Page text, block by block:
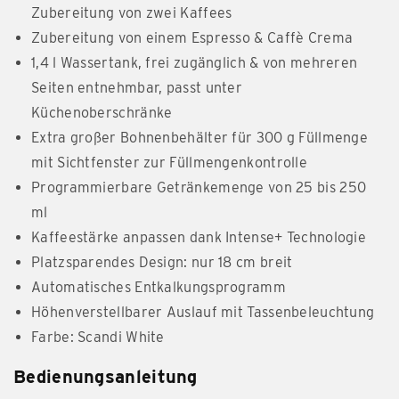
Zubereitung von zwei Kaffees​
Zubereitung von einem Espresso & Caffè Crema
1,4 l Wassertank, frei zugänglich & von mehreren
Seiten entnehmbar, passt unter
Küchenoberschränke
Extra großer Bohnenbehälter für 300 g Füllmenge
mit Sichtfenster zur Füllmengenkontrolle
Programmierbare Getränkemenge von 25 bis 250
ml
Kaffeestärke anpassen dank Intense+ Technologie
Platzsparendes Design: nur 18 cm breit
Automatisches Entkalkungsprogramm
Höhenverstellbarer Auslauf mit Tassenbeleuchtung
Farbe: Scandi White
Bedienungsanleitung